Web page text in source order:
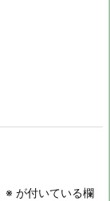
※ が付いている欄